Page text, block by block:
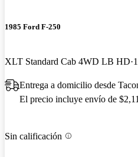
1985 Ford F-250
XLT Standard Cab 4WD LB HD
Entrega a domicilio desde
El precio incluye envío de
Sin calificación